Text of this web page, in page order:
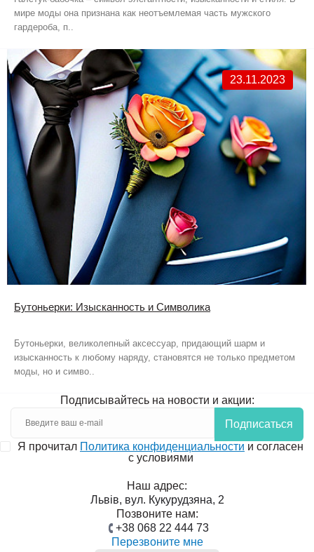
мире моды она признана как неотъемлемая часть мужского
гардероба, п..
23.11.2023
Бутоньерки: Изысканность и Символика
Бутоньерки, великолепный аксессуар, придающий шарм и
изысканность к любому наряду, становятся не только предметом
моды, но и симво..
Подписывайтесь на новости и акции:
Подписаться
Я прочитал Политика конфиденциальности и согласен
с условиями
Наш адрес:
Львів, вул. Кукурудзяна, 2
Позвоните нам:
+38 068 22 444 73
Перезвоните мне